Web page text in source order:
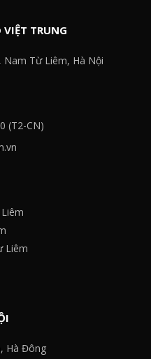
TRUNG
Từ Liêm, Hà Nội
(T2-CN)
Liêm
Hà Đông